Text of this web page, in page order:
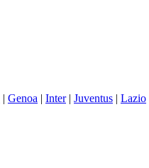
| Genoa | Inter| Juventus | Lazio